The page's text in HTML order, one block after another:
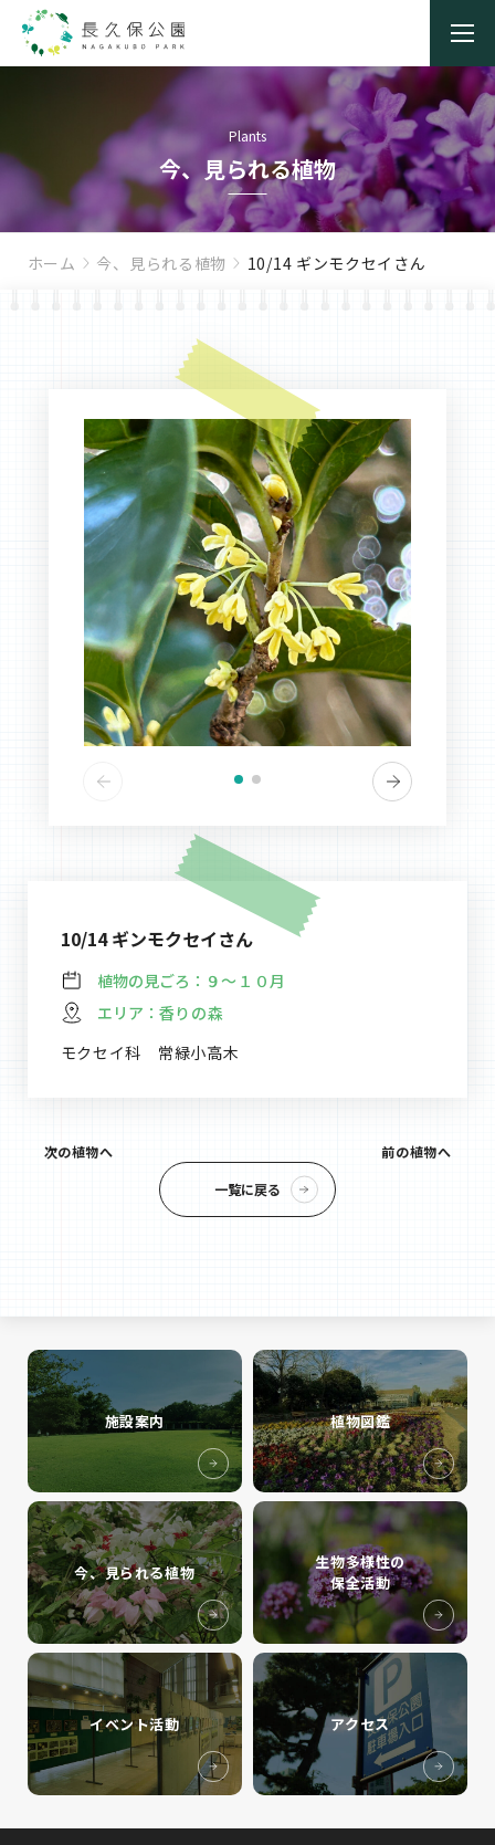
Plants
今、見られる植物
ホーム 今、見られる植物 10/14 ギンモクセイさん
10/14 ギンモクセイさん
植物の見ごろ： ９～１０月
エリア： 香りの森
モクセイ科 常緑小高木
次の植物へ
一覧に戻る
前の植物へ
施設案内 植物図鑑
今、見られる植物
生物多様性の
保全活動
イベント活動 アクセス